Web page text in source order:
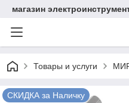
магазин
Товары и услуги
СКИДКА за Наличку